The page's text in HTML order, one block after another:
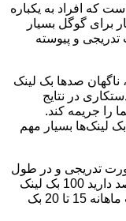
که افراد به یکباره
برای گوگل بسیار
و پیوسته
ناگهان صدها بک لینک
در نتایج
جریمه کند.
لینک‌ها بسیار مهم
تدریجی و در طول
چند ماه دریافت کنید. به عنوان مثال، اگر قصد دارید 100 بک لینک
تهیه کنید، آن‌ها را در طول 6 ماه و به صورت ماهانه 15 تا 20 بک